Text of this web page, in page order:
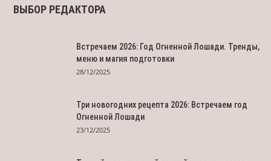
ВЫБОР РЕДАКТОРА
Встречаем 2026: Год Огненной Лошади. Тренды,
меню и магия подготовки
28/12/2025
Три новогодних рецепта 2026: Встречаем год
Огненной Лошади
23/12/2025